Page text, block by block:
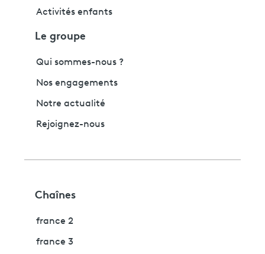
Activités enfants
Le groupe
Qui sommes-nous ?
Nos engagements
Notre actualité
Rejoignez-nous
Chaînes
france 2
france 3